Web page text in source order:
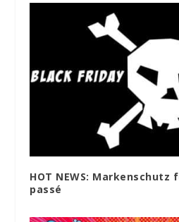
HOT NEWS: Markenschutz
passé